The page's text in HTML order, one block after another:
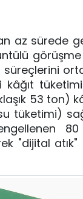
az sürede
kâğıt
53 ton)
tüketimi)
"dijital